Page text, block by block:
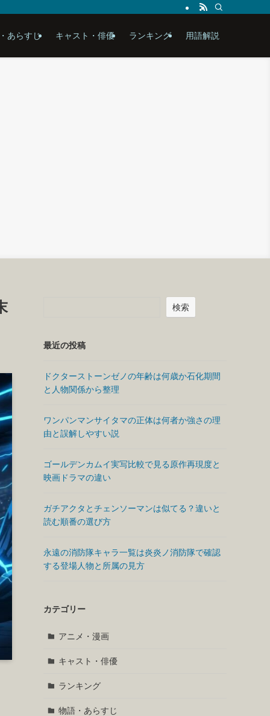
あらすじ キャスト・俳優 ランキング 用語解説
検索
最近の投稿
ドクターストーンゼノの年齢は何歳か石化期間
と人物関係から整理
ワンパンマンサイタマの正体は何者か強さの理
由と誤解しやすい説
ゴールデンカムイ実写比較で見る原作再現度と
映画ドラマの違い
ガチアクタとチェンソーマンは似てる？違いと
読む順番の選び方
永遠の消防隊キャラ一覧は炎炎ノ消防隊で確認
する登場人物と所属の見方
カテゴリー
アニメ・漫画
キャスト・俳優
ランキング
物語・あらすじ